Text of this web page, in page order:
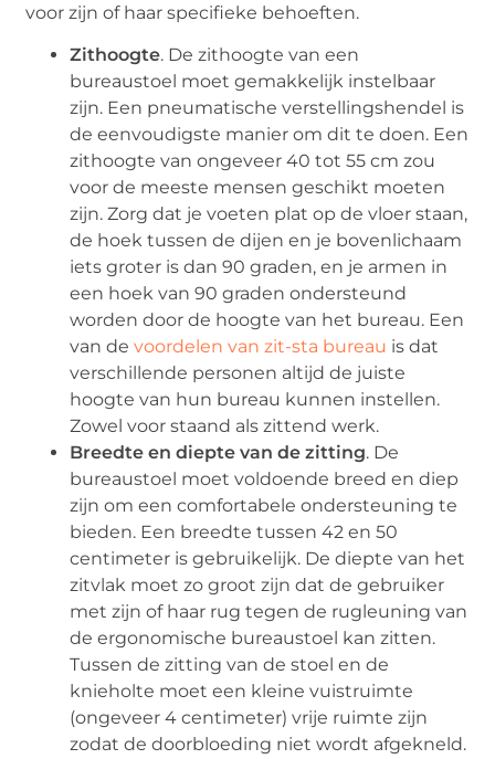
voor zijn of haar specifieke behoeften.
Zithoogte. De zithoogte van een
bureaustoel moet gemakkelijk instelbaar
zijn. Een pneumatische verstellingshendel is
de eenvoudigste manier om dit te doen. Een
zithoogte van ongeveer 40 tot 55 cm zou
voor de meeste mensen geschikt moeten
zijn. Zorg dat je voeten plat op de vloer staan,
de hoek tussen de dijen en je bovenlichaam
iets groter is dan 90 graden, en je armen in
een hoek van 90 graden ondersteund
worden door de hoogte van het bureau. Een
van devoordelen van zit-sta bureau is dat
verschillende personen altijd de juiste
hoogte van hun bureau kunnen instellen.
Zowel voor staand als zittend werk.
Breedte en diepte van de zitting. De
bureaustoel moet voldoende breed en diep
zijn om een comfortabele ondersteuning te
bieden. Een breedte tussen 42 en 50
centimeter is gebruikelijk. De diepte van het
zitvlak moet zo groot zijn dat de gebruiker
met zijn of haar rug tegen de rugleuning van
de ergonomische bureaustoel kan zitten.
Tussen de zitting van de stoel en de
knieholte moet een kleine vuistruimte
(ongeveer 4 centimeter) vrije ruimte zijn
zodat de doorbloeding niet wordt afgekneld.